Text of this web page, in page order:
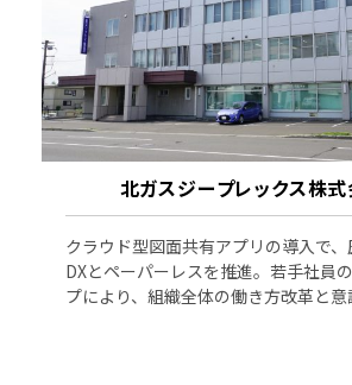
北ガスジープレックス株
クラウド型図面共有アプリの導入で
DXとペーパーレスを推進。若手社員
プにより、組織全体の働き方改革と意